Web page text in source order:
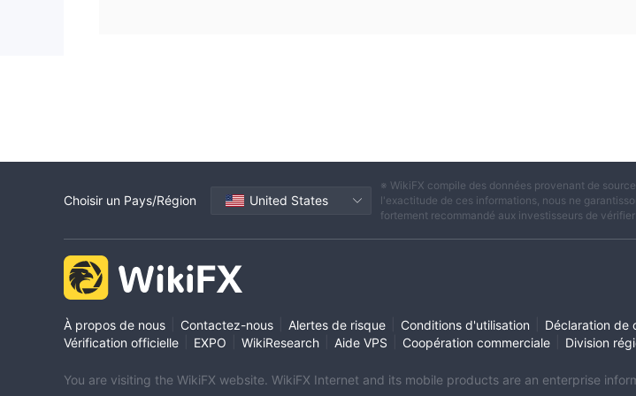
Choisir un Pays/Région United States
※ WikiFX compile des données provenant de
l'exactitude de ces informations, nous ne
fortement recommandé aux investisseurs de
À propos de nous Contactez-nous Alertes de risque Conditions d'utilisation Déclaration de
Vérification officielle
EXPO WikiResearch Aide VPS Coopération commerciale Division
You are visiting the WikiFX website. WikiFX Internet and its mobile products are an enterprise